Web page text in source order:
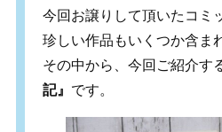
今回お譲りして頂いたコミ
珍しい作品もいくつか含ま
その中から、今回ご紹介す
記』 です。